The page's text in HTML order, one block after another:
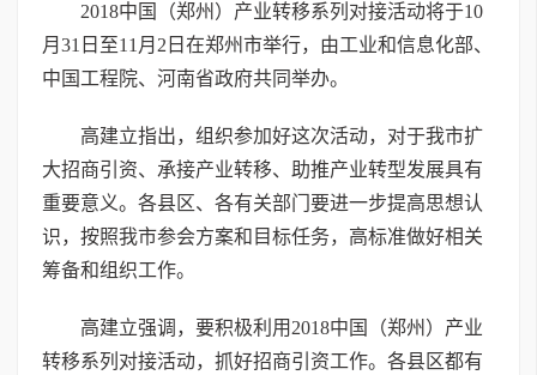
2018中国（郑州）产业转移系列对接活动将于10
月31日至11月2日在郑州市举行，由工业和信息化部、
中国工程院、河南省政府共同举办。
高建立指出，组织参加好这次活动，对于我市扩
大招商引资、承接产业转移、助推产业转型发展具有
重要意义。各县区、各有关部门要进一步提高思想认
识，按照我市参会方案和目标任务，高标准做好相关
筹备和组织工作。
高建立强调，要积极利用2018中国（郑州）产业
转移系列对接活动，抓好招商引资工作。各县区都有